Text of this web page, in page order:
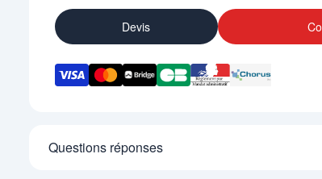
Devis
Questions réponses